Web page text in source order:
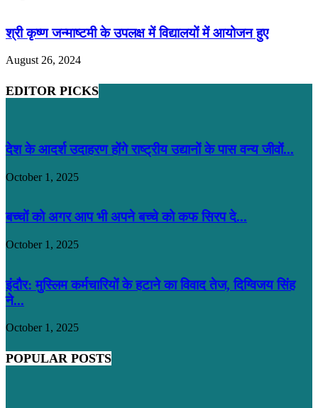
श्री कृष्ण जन्माष्टमी के उपलक्ष में विद्यालयों में आयोजन हुए
August 26, 2024
EDITOR PICKS
देश के आदर्श उदाहरण होंगे राष्ट्रीय उद्यानों के पास वन्य जीवों...
October 1, 2025
बच्चों को अगर आप भी अपने बच्चे को कफ सिरप दे...
October 1, 2025
इंदौर: मुस्लिम कर्मचारियों के हटाने का विवाद तेज, दिग्विजय सिंह
ने...
October 1, 2025
POPULAR POSTS